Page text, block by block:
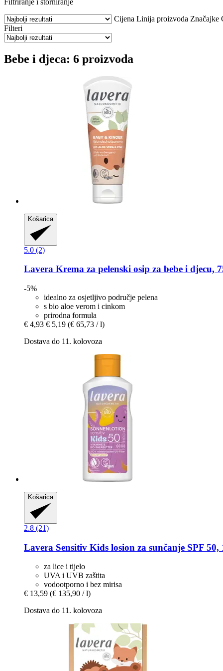
Cijena Linija proizvoda Značajke
Filteri
Bebe i djeca: 6 proizvoda
Košarica
5.0 (2)
Lavera Krema za pelenski osip za bebe i djecu,
-5%
idealno za osjetljivo područje pelena
s bio aloe verom i cinkom
prirodna formula
€ 4,93 € 5,19 (€ 65,73 / l)
Dostava do 11. kolovoza
Košarica
2.8 (21)
Lavera Sensitiv Kids losion za sunčanje SPF 50,
za lice i tijelo
UVA i UVB zaštita
vodootporno i bez mirisa
€ 13,59 (€ 135,90 / l)
Dostava do 11. kolovoza